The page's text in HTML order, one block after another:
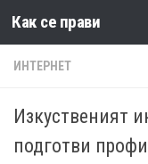
Към съдържанието
Как се прави
ИНТЕРНЕТ
Изкуственият
подготви